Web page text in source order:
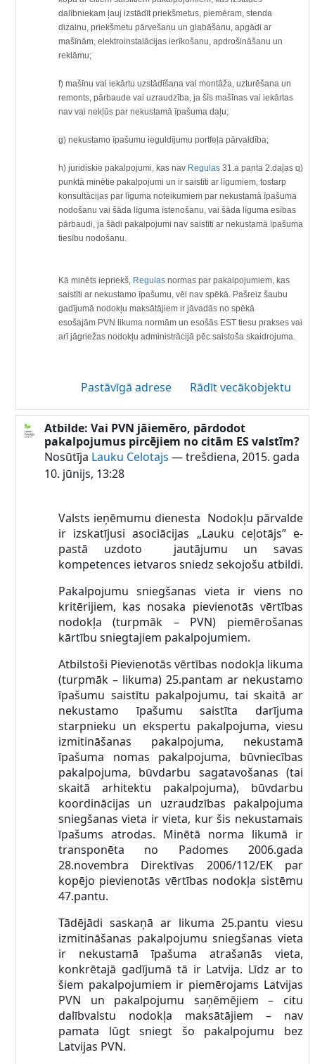
dalībniekam ļauj izstādīt priekšmetus, piemēram, stenda
dizainu, priekšmetu pārvešanu un glabāšanu, apgādi ar
mašīnām, elektroinstalācijas ierīkošanu, apdrošināšanu un
reklāmu;
f) mašīnu vai iekārtu uzstādīšana vai montāža, uzturēšana un
remonts, pārbaude vai uzraudzība, ja šīs mašīnas vai iekārtas
nav vai nekļūs par nekustamā īpašuma daļu;
g) nekustamo īpašumu ieguldījumu portfeļa pārvaldība;
h) juridiskie pakalpojumi, kas nav Regulas 31.a panta 2.daļas q)
punktā minētie pakalpojumi un ir saistīti ar līgumiem, tostarp
konsultācijas par līguma noteikumiem par nekustamā īpašuma
nodošanu vai šāda līguma īstenošanu, vai šāda līguma esības
pārbaudi, ja šādi pakalpojumi nav saistīti ar nekustamā īpašuma
tiesību nodošanu.
Kā minēts iepriekš, Regulas normas par pakalpojumiem, kas
saistīti ar nekustamo īpašumu, vēl nav spēkā. Pašreiz šaubu
gadījumā nodokļu maksātājiem ir jāvadās no spēkā
esošajām PVN likuma normām un esošās EST tiesu prakses vai
arī jāgriežas nodokļu administrācijā pēc saistoša skaidrojuma.
Pastāvīgā adrese Rādīt vecākobjektu
Atbildot uz Lauku Celotajs
Atbilde: Vai PVN jāiemēro, pārdodot
pakalpojumus pircējiem no citām ES valstīm?
Nosūtīja Lauku Celotajs —trešdiena, 2015. gada
10. jūnijs, 13:28
Valsts ieņēmumu dienesta Nodokļu pārvalde
ir izskatījusi asociācijas „Lauku ceļotājs” e-
pastā uzdoto jautājumu un savas
kompetences ietvaros sniedz sekojošu atbildi.
Pakalpojumu sniegšanas vieta ir viens no
kritērijiem, kas nosaka pievienotās vērtības
nodokļa (turpmāk – PVN) piemērošanas
kārtību sniegtajiem pakalpojumiem.
Atbilstoši Pievienotās vērtības nodokļa likuma
(turpmāk – likuma) 25.pantam ar nekustamo
īpašumu saistītu pakalpojumu, tai skaitā ar
nekustamo īpašumu saistīta darījuma
starpnieku un ekspertu pakalpojuma, viesu
izmitināšanas pakalpojuma, nekustamā
īpašuma nomas pakalpojuma, būvniecības
pakalpojuma, būvdarbu sagatavošanas (tai
skaitā arhitektu pakalpojuma), būvdarbu
koordinācijas un uzraudzības pakalpojuma
sniegšanas vieta ir vieta, kur šis nekustamais
īpašums atrodas. Minētā norma likumā ir
transponēta no Padomes 2006.gada
28.novembra Direktīvas 2006/112/EK par
kopējo pievienotās vērtības nodokļa sistēmu
47.pantu.
Tādējādi saskaņā ar likuma 25.pantu viesu
izmitināšanas pakalpojumu sniegšanas vieta
ir nekustamā īpašuma atrašanās vieta,
konkrētajā gadījumā tā ir Latvija. Līdz ar to
šiem pakalpojumiem ir piemērojams Latvijas
PVN un pakalpojumu saņēmējiem – citu
dalībvalstu nodokļa maksātājiem – nav
pamata lūgt sniegt šo pakalpojumu bez
Latvijas PVN.